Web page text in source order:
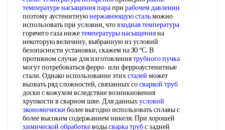
температуре насыщения парапри рабочем давлении
поэтому аустенитнуюнержавеющую стальможно
использовать при условии, чтовходная температура
горячего газа нижетемпературы насыщенияна
некоторую величину, выбранную из условий
безопасности установки, скажем на 30 °С. В
противном случае для изготовлениятрубного пучка
могут потребоваться ферро- или ферроаустенитные
стали. Однако использование этихсталей может
вызвать ряд сложностей, связанных сосваркой труб
доски с кожухом вследствие возникновения
хрупкости в сварном шве. Для данныхусловий
экономически более выгодно использовать сплавы с
более высоким содержанием никеля. При хорошей
химической обработкеводысварка трубс задней